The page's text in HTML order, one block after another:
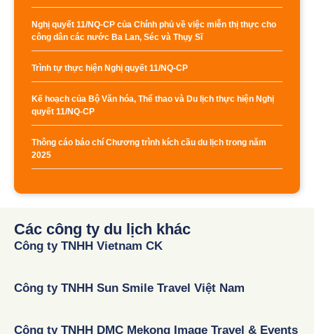
Nghị quyết 11/NQ-CP của Chính phủ về việc miễn thị thực cho
công dân các nước Ba Lan, Séc và Thụy Sĩ
Trình tự thực hiện Nghị quyết 11/NQ-CP
Kế hoạch của Bộ Văn hóa, Thể thao và Du lịch thực hiện Nghị
quyết 11/NQ-CP
Thông cáo báo chí Chương trình kích cầu du lịch trong năm
2025
Các công ty du lịch khác
Công ty TNHH Vietnam CK
Công ty TNHH Sun Smile Travel Việt Nam
Công ty TNHH DMC Mekong Image Travel & Events